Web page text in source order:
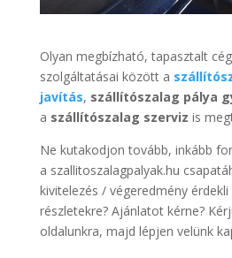
Olyan megbízható, tapasztalt
szolgáltatásai között a
javítás, szállítószalag pálya
a szállítószalag szerviz is
Ne kutakodjon tovább, inkább
a szallitoszalagpalyak.hu
kivitelezés / végeredmény érdekli
részletekre? Ajánlatot kérne?
oldalunkra, majd lépjen velünk